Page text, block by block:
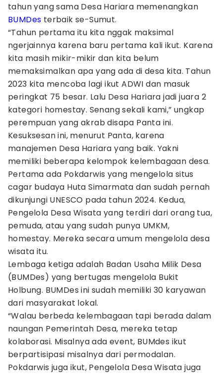
tahun yang sama Desa Hariara memenangkan
BUMDes terbaik se-Sumut.
“Tahun pertama itu kita nggak maksimal
ngerjainnya karena baru pertama kali ikut. Karena
kita masih mikir-mikir dan kita belum
memaksimalkan apa yang ada di desa kita. Tahun
2023 kita mencoba lagi ikut ADWI dan masuk
peringkat 75 besar. Lalu Desa Hariara jadi juara 2
kategori homestay. Senang sekali kami,” ungkap
perempuan yang akrab disapa Panta ini.
Kesuksesan ini, menurut Panta, karena
manajemen Desa Hariara yang baik. Yakni
memiliki beberapa kelompok kelembagaan desa.
Pertama ada Pokdarwis yang mengelola situs
cagar budaya Huta Simarmata dan sudah pernah
dikunjungi UNESCO pada tahun 2024. Kedua,
Pengelola Desa Wisata yang terdiri dari orang tua,
pemuda, atau yang sudah punya UMKM,
homestay. Mereka secara umum mengelola desa
wisata itu.
Lembaga ketiga adalah Badan Usaha Milik Desa
(BUMDes) yang bertugas mengelola Bukit
Holbung. BUMDes ini sudah memiliki 30 karyawan
dari masyarakat lokal.
“Walau berbeda kelembagaan tapi berada dalam
naungan Pemerintah Desa, mereka tetap
kolaborasi. Misalnya ada event, BUMdes ikut
berpartisipasi misalnya dari permodalan.
Pokdarwis juga ikut, Pengelola Desa Wisata juga